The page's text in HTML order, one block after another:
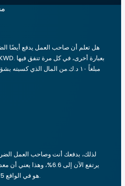
هل تعلم أن صاحب العمل يدفع أيضًا
يرتفع الآن إلى 6.6%،
هو في الواقع 3.5% أعلى من ما بدا في البداية.